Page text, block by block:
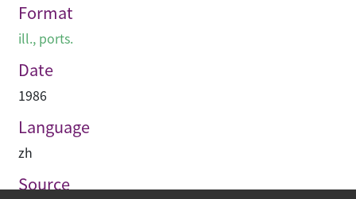
Format
ill., ports.
Date
1986
Language
zh
Source